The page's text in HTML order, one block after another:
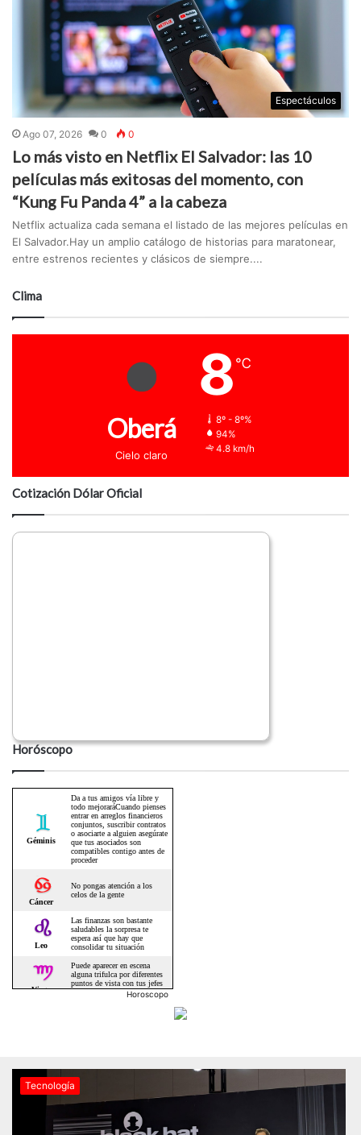
Espectáculos
Ago 07, 2026 0 0
Lo más visto en Netflix El Salvador: las 10
películas más exitosas del momento, con
“Kung Fu Panda 4” a la cabeza
Netflix actualiza cada semana el listado de las mejores películas en
El Salvador.Hay un amplio catálogo de historias para maratonear,
entre estrenos recientes y clásicos de siempre....
Clima
Oberá
Cielo claro
8 ℃
8º - 8º%
94%
4.8 km/h
Cotización Dólar Oficial
Horóscopo
Horoscopo
Tecnología